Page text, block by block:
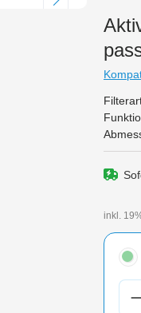
inkl.